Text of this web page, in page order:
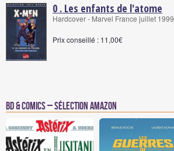
0 . Les enfants de l'atome
Hardcover - Marvel France juillet 1999
Prix conseillé : 11,00€
BD & Comics – Sélection Amazon